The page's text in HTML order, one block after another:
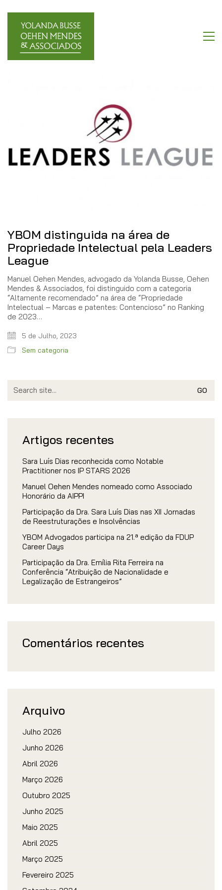
YBOM distinguida na área de
Propriedade Intelectual pela Leaders
League
Manuel Oehen Mendes, advogado da Yolanda Busse, Oehen
Mendes & Associados, foi distinguido com a categoria
“Altamente recomendado” na área de “Propriedade
Intelectual – Marcas e patentes: Contencioso” no Ranking
de 2023…
5 de Julho, 2023
Sem categoria
for:
Artigos recentes
Sara Luís Dias reconhecida como Notable
Practitioner nos IP STARS 2026
Manuel Oehen Mendes nomeado como Associado
Honorário da AIPPI
Participação da Dra. Sara Luís Dias nas XII Jornadas
de Reestruturações e Insolvências
YBOM Advogados participa na 21.ª edição da FDUP
Career Days
Participação da Dra. Emília Rita Ferreira na
Conferência “Atribuição de Nacionalidade e
Legalização de Estrangeiros”
Comentários recentes
Arquivo
Julho 2026
Junho 2026
Abril 2026
Março 2026
Outubro 2025
Junho 2025
Maio 2025
Abril 2025
Março 2025
Fevereiro 2025